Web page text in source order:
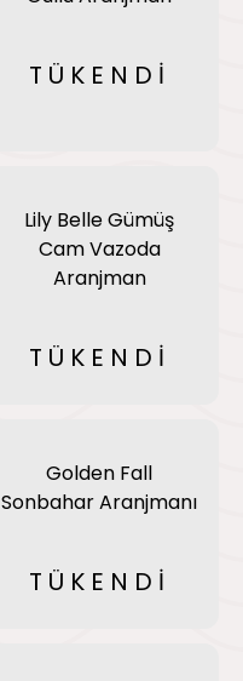
TÜKENDİ
Lily Belle Gümüş
Cam Vazoda
Aranjman
TÜKENDİ
Golden Fall
Sonbahar Aranjmanı
TÜKENDİ